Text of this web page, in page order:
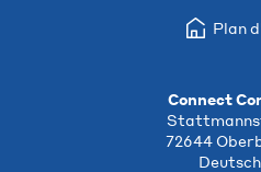
Plan
Connect
72644